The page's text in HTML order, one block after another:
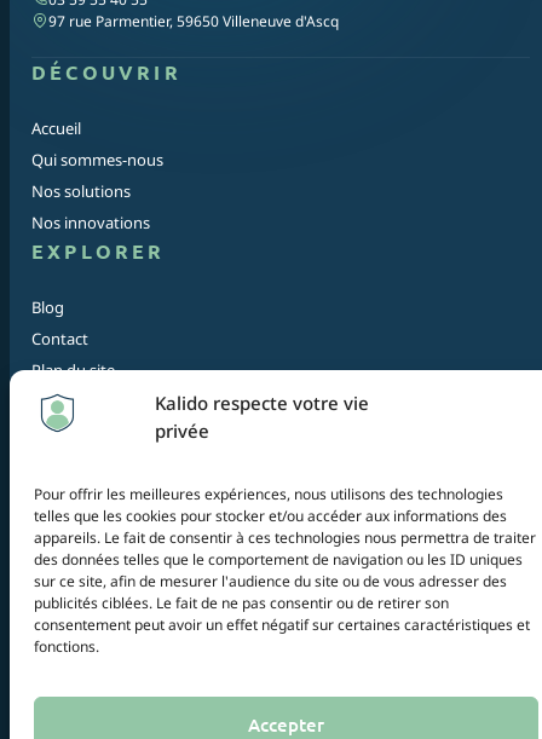
Kalido respecte votre vie
privée
Pour offrir les meilleures expériences, nous utilisons des technologies
telles que les cookies pour stocker et/ou accéder aux informations des
appareils. Le fait de consentir à ces technologies nous permettra de traiter
des données telles que le comportement de navigation ou les ID uniques
sur ce site, afin de mesurer l'audience du site ou de vous adresser des
publicités ciblées. Le fait de ne pas consentir ou de retirer son
consentement peut avoir un effet négatif sur certaines caractéristiques et
fonctions.
Accepter
97 rue Parmentier, 59650 Villeneuve d'Ascq
DÉCOUVRIR
Accueil
Qui sommes-nous
Nos solutions
Nos innovations
EXPLORER
Blog
Contact
Plan du site
© 2026 Kalido — Tous droits réservés
Certaines images de ce site sont générées par intelligence artificielle à
des fins illustratives. Elles ne représentent pas nécessairement les
résultats ou services réels proposés.